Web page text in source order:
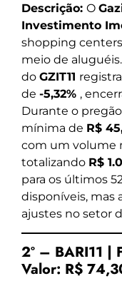
Descrição: O
Investimento
shopping
meio de
do GZIT11
de -5,32% ,
Durante o
mínima de R$
com um volume
totalizando R$
para os últimos
disponíveis, mas
ajustes no setor
2º – BARI11 |
Valor: R$